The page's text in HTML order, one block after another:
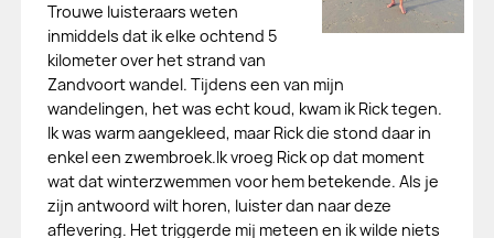
Trouwe luisteraars weten
inmiddels dat ik elke ochtend 5
kilometer over het strand van
Zandvoort wandel. Tijdens een van mijn
wandelingen, het was echt koud, kwam ik Rick tegen.
Ik was warm aangekleed, maar Rick die stond daar in
enkel een zwembroek.Ik vroeg Rick op dat moment
wat dat winterzwemmen voor hem betekende. Als je
zijn antwoord wilt horen, luister dan naar deze
aflevering. Het triggerde mij meteen en ik wilde niets